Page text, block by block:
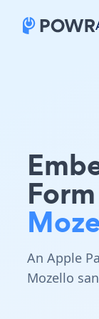
An Apple
Mozello